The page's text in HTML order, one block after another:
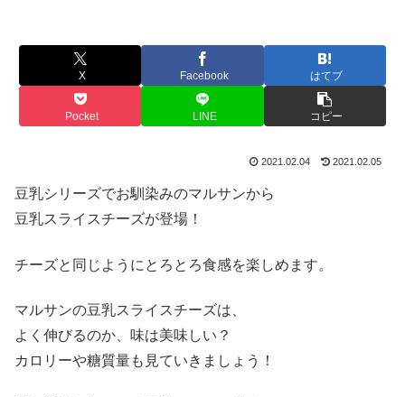
X Facebook はてブ
Pocket LINE コピー
2021.02.04 2021.02.05
豆乳シリーズでお馴染みのマルサンから
豆乳スライスチーズが登場！
チーズと同じようにとろとろ食感を楽しめます。
マルサンの豆乳スライスチーズは、
よく伸びるのか、味は美味しい？
カロリーや糖質量も見ていきましょう！